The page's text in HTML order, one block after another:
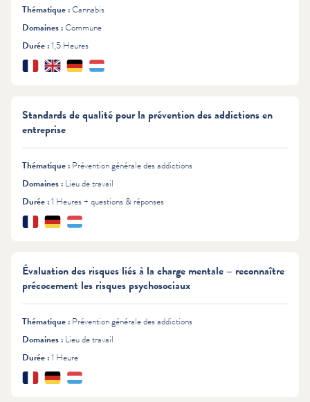
Thématique :Cannabis
Domaines :Commune
Durée :1,5 Heures
Langues :
FrançaisEnglishDeutschLëtzebuergesch
Standards de qualité pour la prévention des addictions en
entreprise
Thématique : Prévention générale des addictions
Domaines : Lieu de travail
Durée :1 Heures + questions & réponses
Langues :
FrançaisDeutschLëtzebuergesch
Évaluation des risques liés à la charge mentale – reconnaître
précocement les risques psychosociaux
Thématique : Prévention générale des addictions
Domaines : Lieu de travail
Durée :1 Heure
Langues :
FrançaisDeutschLëtzebuergesch